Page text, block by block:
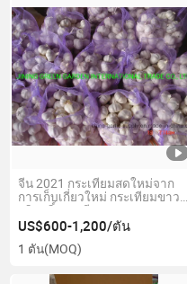
จีน 2021 กระเทียมสดใหม่จาก
การเก็บเกี่ยวใหม่ กระเทียมขาว
บริสุทธิ์ กระเทียมขาวธรรมดา
คุณภาพสูง ราคาต่ำสุด บริการดี
จัดส่งตรงจากโรงงาน
US$600-1,200/ตัน
1 ตัน(MOQ)